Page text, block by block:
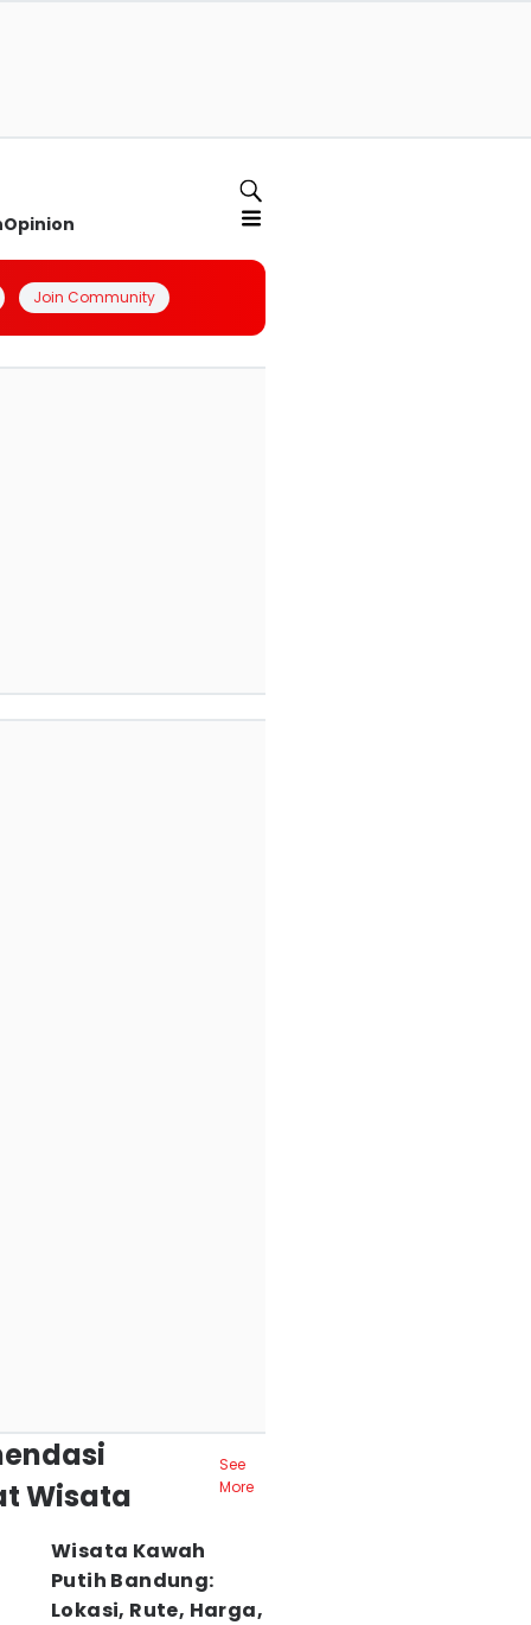
Opinion
Join Community
Wisata
See
More
Wisata Kawah
Putih Bandung:
Lokasi, Rute, Harga,